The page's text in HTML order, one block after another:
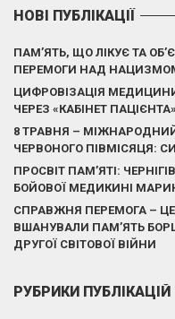
НОВІ ПУБЛІКАЦІЇ
ПАМ’ЯТЬ, ЩО ЛІКУЄ ТА
ПЕРЕМОГИ НАД
ЦИФРОВІЗАЦІЯ
ЧЕРЕЗ «КАБІНЕТ ПАЦІЄНТА»
8 ТРАВНЯ –
ЧЕРВОНОГО ПІВМІСЯЦЯ:
ПРОСВІТ ПАМ’ЯТІ:
БОЙОВОЇ МЕДИКИНІ
СПРАВЖНЯ ПЕРЕМОГА – ЦЕ
ВШАНУВАЛИ ПАМ’ЯТЬ
ДРУГОЇ СВІТОВОЇ ВІЙНИ
РУБРИКИ ПУБЛІКАЦІЙ